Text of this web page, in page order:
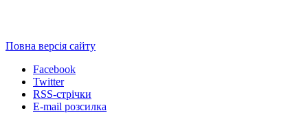
Повна версія сайту
Facebook
Twitter
RSS-стрічки
E-mail розсилка